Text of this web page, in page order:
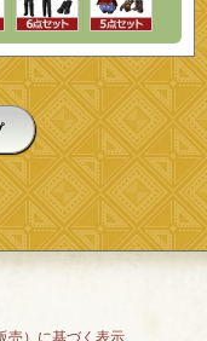
売）に基づく表示